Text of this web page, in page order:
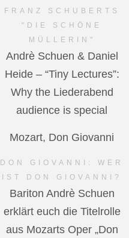
FRANZ SCHUBERTS
"DIE SCHÖNE
MÜLLERIN"
Andrè Schuen & Daniel
Heide – “Tiny Lectures”:
Why the Liederabend
audience is special
Mozart, Don Giovanni
DON GIOVANNI: WER
IST DON GIOVANNI?
Bariton Andrè Schuen
erklärt euch die Titelrolle
aus Mozarts Oper „Don